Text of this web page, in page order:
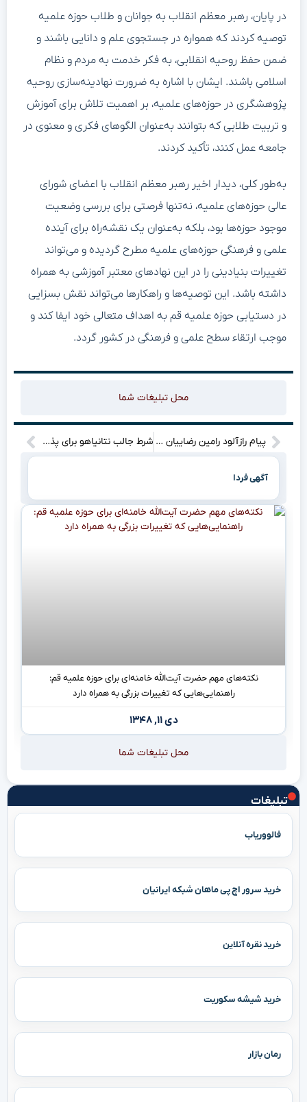
تبلیغات
فالووریاب
خرید سرور اچ پی ماهان شبکه ایرانیان
خرید نقره آنلاین
خرید شیشه سکوریت
رمان بازار
در پایان، رهبر معظم انقلاب به جوانان و طلاب حوزه علمیه
توصیه کردند که همواره در جستجوی علم و دانایی باشند و
ضمن حفظ روحیه انقلابی، به فکر خدمت به مردم و نظام
اسلامی باشند. ایشان با اشاره به ضرورت نهادینه‌سازی روحیه
پژوهشگری در حوزه‌های علمیه، بر اهمیت تلاش برای آموزش
و تربیت طلابی که بتوانند به‌عنوان الگوهای فکری و معنوی در
جامعه عمل کنند، تأکید کردند.
به‌طور کلی، دیدار اخیر رهبر معظم انقلاب با اعضای شورای
عالی حوزه‌های علمیه، نه‌تنها فرصتی برای بررسی وضعیت
موجود حوزه‌ها بود، بلکه به‌عنوان یک نقشه‌راه برای آینده
علمی و فرهنگی حوزه‌های علمیه مطرح گردیده و می‌تواند
تغییرات بنیادینی را در این نهادهای معتبر آموزشی به همراه
داشته باشد. این توصیه‌ها و راهکارها می‌تواند نقش بسزایی
در دستیابی حوزه علمیه قم به اهداف متعالی خود ایفا کند و
موجب ارتقاء سطح علمی و فرهنگی در کشور گردد.
محل تبلیغات شما
پیام رازآلود رامین رضاییان به هواداران استقلال! (+عکس) شرط جالب نتانیاهو برای پذیرش توافق ایران و آمریکا چیست؟
آگهی فردا
نکته‌های مهم حضرت آیت‌الله خامنه‌ای برای حوزه علمیه قم:
راهنمایی‌هایی که تغییرات بزرگی به همراه دارد
دی ۱۱, ۱۳۴۸
محل تبلیغات شما